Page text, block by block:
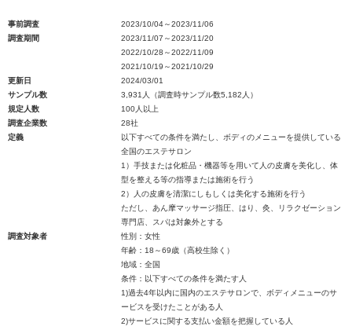
事前調査
2023/10/04～2023/11/06
調査期間
2023/11/07～2023/11/20
2022/10/28～2022/11/09
2021/10/19～2021/10/29
更新日
2024/03/01
サンプル数
3,931人（調査時サンプル数5,182人）
規定人数
100人以上
調査企業数
28社
定義
以下すべての条件を満たし、ボディのメニューを提供している
全国のエステサロン
1）手技または化粧品・機器等を用いて人の皮膚を美化し、体
型を整える等の指導または施術を行う
2）人の皮膚を清潔にしもしくは美化する施術を行う
ただし、あん摩マッサージ指圧、はり、灸、リラクゼーション
専門店、スパは対象外とする
調査対象者
性別：女性
年齢：18～69歳（高校生除く）
地域：全国
条件：以下すべての条件を満たす人
1)過去4年以内に国内のエステサロンで、ボディメニューのサ
ービスを受けたことがある人
2)サービスに関する支払い金額を把握している人